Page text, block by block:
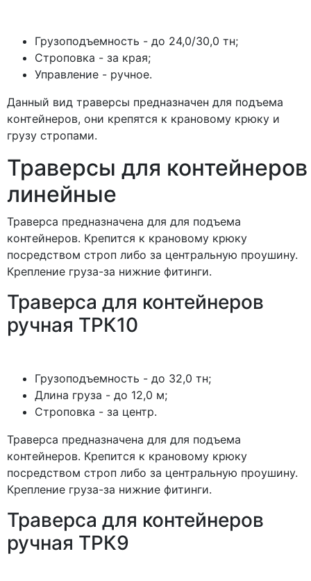
Грузоподъемность - до 24,0/30,0 тн;
Строповка - за края;
Управление - ручное.
Данный вид траверсы предназначен для подъема
контейнеров, они крепятся к крановому крюку и
грузу стропами.
Траверсы для контейнеров
линейные
Траверса предназначена для для подъема
контейнеров. Крепится к крановому крюку
посредством строп либо за центральную проушину.
Крепление груза-за нижние фитинги.
Траверса для контейнеров
ручная ТРК10
Грузоподъемность - до 32,0 тн;
Длина груза - до 12,0 м;
Строповка - за центр.
Траверса предназначена для для подъема
контейнеров. Крепится к крановому крюку
посредством строп либо за центральную проушину.
Крепление груза-за нижние фитинги.
Траверса для контейнеров
ручная ТРК9